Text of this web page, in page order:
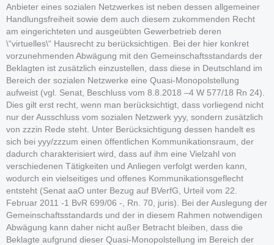
Anbieter eines sozialen Netzwerkes ist neben dessen allgemeiner
Handlungsfreiheit sowie dem auch diesem zukommenden Recht
am eingerichteten und ausgeübten Gewerbetrieb deren
\“virtuelles\“ Hausrecht zu berücksichtigen. Bei der hier konkret
vorzunehmenden Abwägung mit den Gemeinschaftsstandards der
Beklagten ist zusätzlich einzustellen, dass diese in Deutschland im
Bereich der sozialen Netzwerke eine Quasi-Monopolstellung
aufweist (vgl. Senat, Beschluss vom 8.8.2018 –4 W 577/18 Rn 24).
Dies gilt erst recht, wenn man berücksichtigt, dass vorliegend nicht
nur der Ausschluss vom sozialen Netzwerk yyy, sondern zusätzlich
von zzzin Rede steht. Unter Berücksichtigung dessen handelt es
sich bei yyy/zzzum einen öffentlichen Kommunikationsraum, der
dadurch charakterisiert wird, dass auf ihm eine Vielzahl von
verschiedenen Tätigkeiten und Anliegen verfolgt werden kann,
wodurch ein vielseitiges und offenes Kommunikationsgeflecht
entsteht (Senat aaO unter Bezug auf BVerfG, Urteil vom 22.
Februar 2011 -1 BvR 699/06 -, Rn. 70, juris). Bei der Auslegung der
Gemeinschaftsstandards und der in diesem Rahmen notwendigen
Abwägung kann daher nicht außer Betracht bleiben, dass die
Beklagte aufgrund dieser Quasi-Monopolstellung im Bereich der